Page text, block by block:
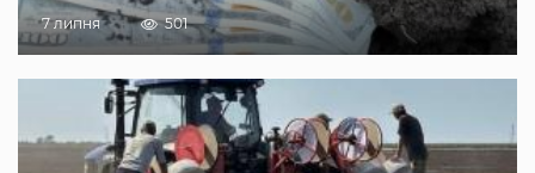
7 липня 501